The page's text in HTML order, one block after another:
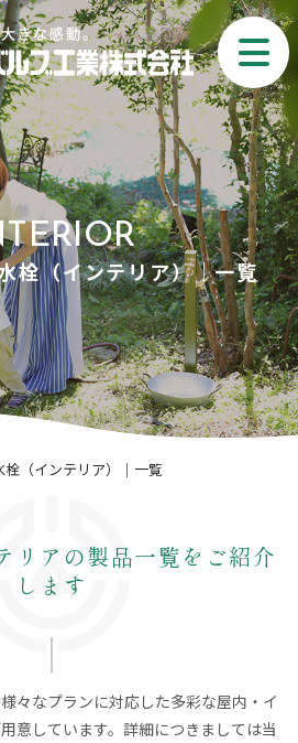
栓（インテリア）｜一覧
（インテリア）｜一覧
アの製品一覧をご紹介
します
々なプランに対応した多彩な屋内・イ
意しています。詳細につきましては当